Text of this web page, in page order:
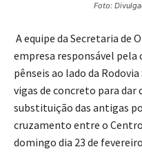
Foto:
A equipe da Secretaria de
empresa responsável pela
pênseis ao lado da
vigas de concreto para dar
substituição das antigas
cruzamento entre o
domingo dia 23 de